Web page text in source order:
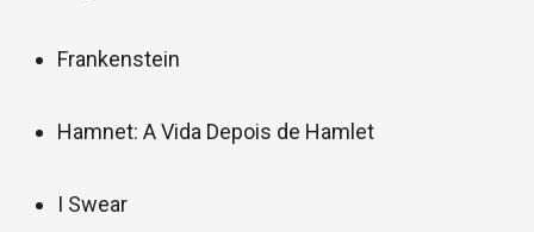
Frankenstein
Hamnet: A Vida Depois de Hamlet
I Swear